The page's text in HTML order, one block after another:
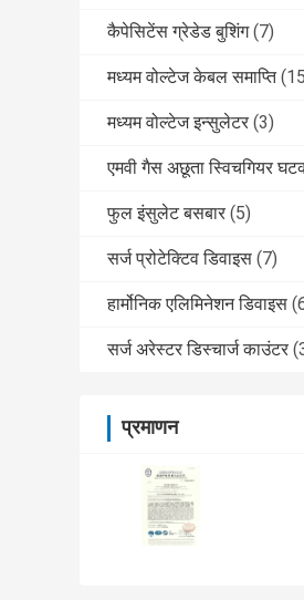
कैपेसिटेंस ग्रेडेड बुशिंग (7)
मध्यम वोल्टेज केबल समाप्ति
मध्यम वोल्टेज इन्सुलेटर (3)
एमवी गैस अछूता स्विचगियर
फुल इंसुलेट बसबार (5)
सर्ज प्रोटेक्टिव डिवाइस (7)
हार्मोनिक एलिमिनेशन डिवाइस
सर्ज अरेस्टर डिस्चार्ज काउंटर
प्रमाणन